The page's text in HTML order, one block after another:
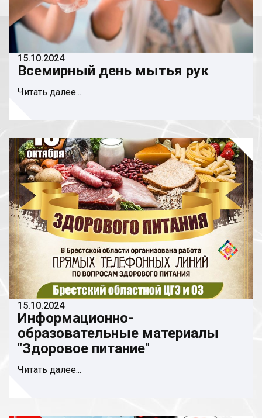
15.10.2024
Всемирный день мытья рук
Читать далее...
15.10.2024
Информационно-
образовательные материалы
"Здоровое питание"
Читать далее...